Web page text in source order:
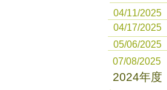
04/11/2025
04/17/2025
05/06/2025
07/08/2025
2024年度